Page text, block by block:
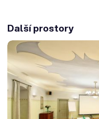
Další prostory